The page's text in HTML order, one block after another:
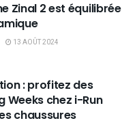
Zinal 2 est équilibrée
13 AOÛT 2024
: profitez des
Weeks chez i-Run
chaussures